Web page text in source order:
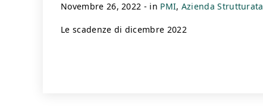
novembre 26, 2022 - in PMI Azienda Strutturata
Le scadenze di dicembre 2022